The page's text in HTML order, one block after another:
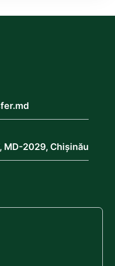
MD-2029, Chișinău